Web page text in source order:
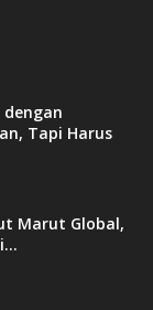
dengan
Tapi Harus
Marut Global,